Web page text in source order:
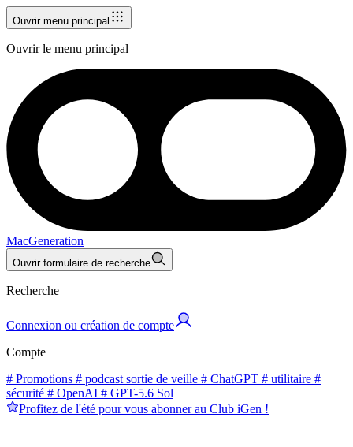
Ouvrir menu principal
Ouvrir le menu principal
MacGeneration
Ouvrir formulaire de recherche
Recherche
Connexion ou création de compte
Compte
# Promotions # podcast sortie de veille # ChatGPT # utilitaire #
sécurité # OpenAI # GPT-5.6 Sol
Profitez de l'été pour vous abonner au Club iGen !